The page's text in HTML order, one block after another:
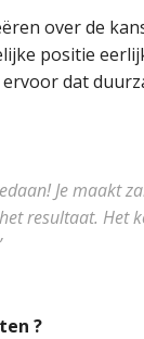
over de
positie
dat
Je maakt
resultaat. Het
?